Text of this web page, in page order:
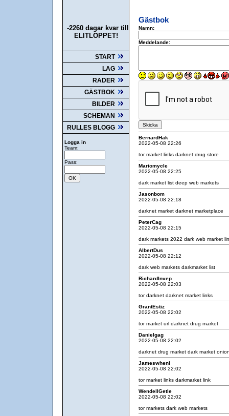
-2260 dagar kvar till
ELITLOPPET!
START
LAG
RADER
GÄSTBOK
BILDER
SCHEMAN
RULLES BLOGG
Logga in
Team:
Pass:
Gästbok
Namn:
Meddelande:
BernardHak
2022-05-08 22:26
tor market links darknet drug store
Mariomycle
2022-05-08 22:25
dark market list deep web markets
Jasonbom
2022-05-08 22:18
darknet market darknet marketplace
PeterCag
2022-05-08 22:15
dark markets 2022 dark web market
AlbertDus
2022-05-08 22:12
dark web markets darkmarket list
RichardInvep
2022-05-08 22:03
tor darknet darknet market links
GrantEstiz
2022-05-08 22:02
tor market url darknet drug market
Danielgag
2022-05-08 22:02
darknet drug market dark market
Jameswheni
2022-05-08 22:02
tor market links darkmarket link
WendellGetle
2022-05-08 22:02
tor markets dark web markets